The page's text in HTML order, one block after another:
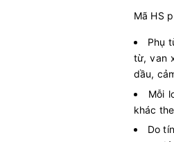
Mã HS
Phụ
từ, van
dầu,
Mỗi
khác
Do